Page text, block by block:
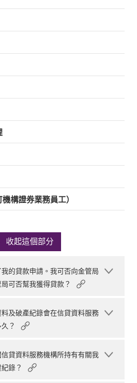
構證券業務員工）
收起這個部分
的貸款申請。我可否向金管局
可否幫我獲得貸款？
及破產紀錄會在信貸資料服務
？
貸資料服務機構所持有有關我
錄？